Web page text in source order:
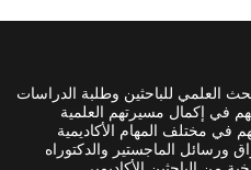
العلمي للباحثين وطلبة الدراسات
في إكمال مسيرتهم العلمية
في مختلف المهام الأكاديمية
ورسائل الماجستير والدكتوراه